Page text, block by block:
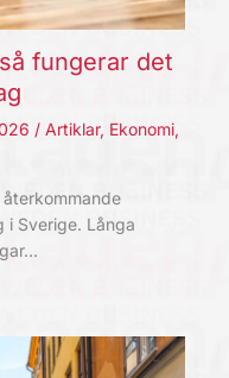
fungerar det
/ Artiklar, Ekonomi,
i Sverige. Långa